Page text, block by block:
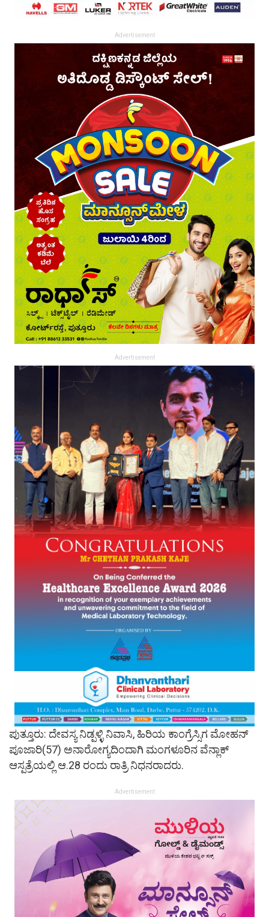
Advertisement
Advertisement
ಪುತ್ತೂರು: ದೇವಸ್ಯ ನಿಡ್ಪಳ್ಳಿ ನಿವಾಸಿ, ಹಿರಿಯ ಕಾಂಗ್ರೆಸ್ಸಿಗ ಮೋಹನ್
ಪೂಜಾರಿ(57) ಅನಾರೋಗ್ಯದಿಂದಾಗಿ ಮಂಗಳೂರಿನ ವೆನ್ಲಾಕ್
ಆಸ್ಪತ್ರೆಯಲ್ಲಿ ಆ.28 ರಂದು ರಾತ್ರಿ ನಿಧನರಾದರು.
Advertisement